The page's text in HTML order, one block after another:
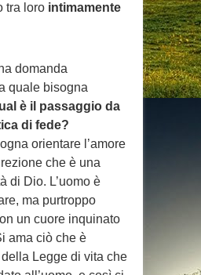
tra loro intimamente
domanda
quale bisogna
è il passaggio da
di fede?
orientare l’amore
che è una
di Dio. L’uomo è
ma purtroppo
un cuore inquinato
ama ciò che è
Legge di vita che